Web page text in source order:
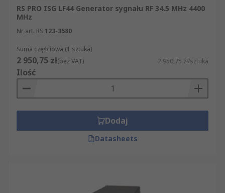
RS PRO ISG LF44 Generator sygnału RF 34.5 MHz 4400
MHz
Nr art. RS 123-3580
Suma częściowa (1 sztuka)
2 950,75 zł(bez VAT) 2 950,75 zł/sztuka
Ilość
Dodaj
Datasheets